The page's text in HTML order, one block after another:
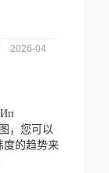
Ип
，您可以
度的趋势来